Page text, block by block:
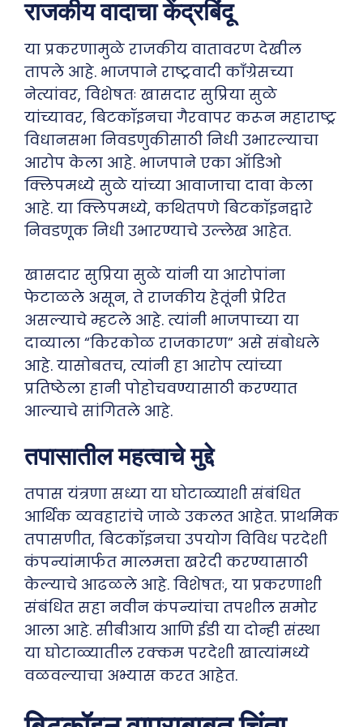
राजकीय वादाचा केंद्रबिंदू
या प्रकरणामुळे राजकीय वातावरण देखील
तापले आहे. भाजपाने राष्ट्रवादी काँग्रेसच्या
नेत्यांवर, विशेषतः खासदार सुप्रिया सुळे
यांच्यावर, बिटकॉइनचा गैरवापर करून महाराष्ट्र
विधानसभा निवडणुकीसाठी निधी उभारल्याचा
आरोप केला आहे. भाजपाने एका ऑडिओ
क्लिपमध्ये सुळे यांच्या आवाजाचा दावा केला
आहे. या क्लिपमध्ये, कथितपणे बिटकॉइनद्वारे
निवडणूक निधी उभारण्याचे उल्लेख आहेत.
खासदार सुप्रिया सुळे यांनी या आरोपांना
फेटाळले असून, ते राजकीय हेतूंनी प्रेरित
असल्याचे म्हटले आहे. त्यांनी भाजपाच्या या
दाव्याला “किरकोळ राजकारण” असे संबोधले
आहे. यासोबतच, त्यांनी हा आरोप त्यांच्या
प्रतिष्ठेला हानी पोहोचवण्यासाठी करण्यात
आल्याचे सांगितले आहे.
तपासातील महत्वाचे मुद्दे
तपास यंत्रणा सध्या या घोटाळ्याशी संबंधित
आर्थिक व्यवहारांचे जाळे उकलत आहेत. प्राथमिक
तपासणीत, बिटकॉइनचा उपयोग विविध परदेशी
कंपन्यांमार्फत मालमत्ता खरेदी करण्यासाठी
केल्याचे आढळले आहे. विशेषतः, या प्रकरणाशी
संबंधित सहा नवीन कंपन्यांचा तपशील समोर
आला आहे. सीबीआय आणि ईडी या दोन्ही संस्था
या घोटाळ्यातील रक्कम परदेशी खात्यांमध्ये
वळवल्याचा अभ्यास करत आहेत.